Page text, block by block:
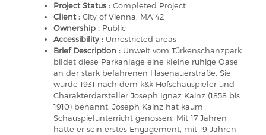
Project Status : Completed Project
Client : City of Vienna, MA 42
Ownership : Public
Accessibility : Unrestricted areas
Brief Description : Unweit vom Türkenschanzpark
bildet diese Parkanlage eine kleine ruhige Oase
an der stark befahrenen Hasenauerstraße. Sie
wurde 1931 nach dem k&k Hofschauspieler und
Charakterdarsteller Joseph Ignaz Kainz (1858 bis
1910) benannt. Joseph Kainz hat kaum
Schauspielunterricht genossen. Mit 17 Jahren
hatte er sein erstes Engagement, mit 19 Jahren